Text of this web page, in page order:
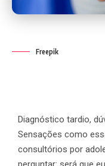
Freepik
Diagnóstico tardio,
Sensações como
consultórios por